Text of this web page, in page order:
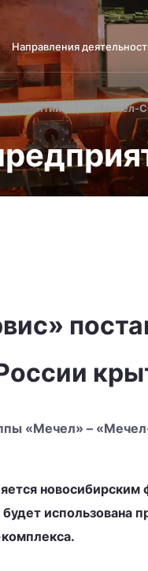
Направления
«Мечел-
«Мечел» –
использована